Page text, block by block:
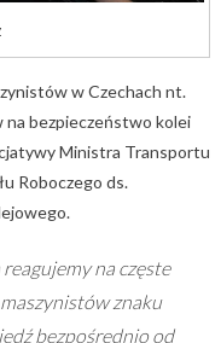
w Czechach nt.
na bezpieczeństwo kolei
Ministra Transportu
Roboczego ds.
na częste
znaku
bezpośrednio od